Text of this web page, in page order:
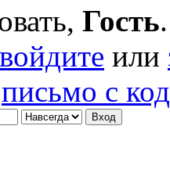
Гость.
войдите или
письмо с